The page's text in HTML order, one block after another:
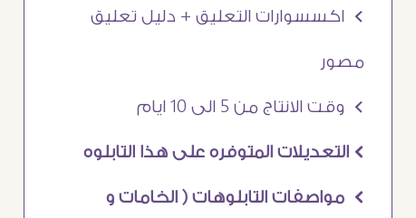
Ö اكسسوارات التعليق + دليل تعليق
مصور
Ö وقت الانتاج من 5 الى 10 ايام
Ö التعديلات المتوفره على هذا التابلوه
Ö مواصفات التابلوهات ( الخامات و